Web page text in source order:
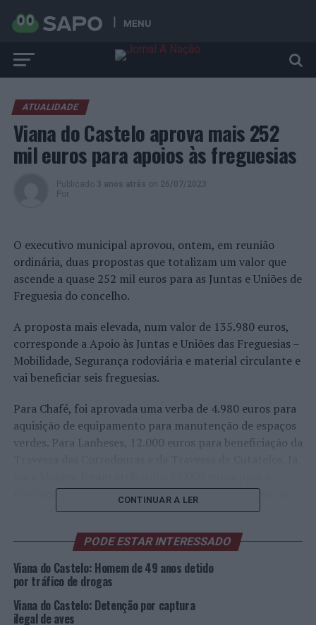
MENU
ATUALIDADE
Viana do Castelo aprova mais 252
mil euros para apoios às freguesias
Publicado 3 anos atrás on 26/07/2023
Por
O executivo municipal aprovou, ontem, em reunião
ordinária, duas propostas que totalizam um valor que
ascende a quase 252 mil euros para as Juntas e Uniões de
Freguesia do concelho.
A proposta mais elevada, num valor de 135.980 euros,
corresponde a Apoio às Juntas e Uniões das Freguesias –
Mobilidade, Segurança rodoviária e material circulante e
vai beneficiar seis freguesias.
Para Chafé, foi aprovada uma verba de 4.980 euros para
aquisição de equipamento para manutenção de espaços
verdes. Para Lanheses, 12.000 euros para beneficiação da
conclusão da ampliação da rede de Águas Residuais na
Rua Nossa Sra. da Conclusão.
Foram, ainda, atribuídos 35.000 euros para Santa Marta
Águas Pluviais na Rua das Condominhas, Rua de Fonte
Cova, Rua de Petigueiras e Rua de Linhares.
CONTINUAR A LER
PODE ESTAR INTERESSADO
Viana do Castelo: Homem de 49 anos detido
por tráfico de drogas
Viana do Castelo: Detenção por captura
ilegal de aves